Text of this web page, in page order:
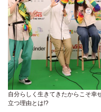
自分らしく生きてきたからこそ
立つ理由とは!?